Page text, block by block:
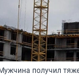
Мужчина получил